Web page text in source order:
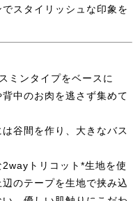
スタイリッシュな印象を
ミンタイプをベースに
中のお肉を逃さず集めて
谷間を作り、大きなバス
トリコット*生地を使
のテープを生地で挟み込